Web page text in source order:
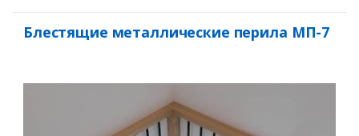
Блестящие металлические перила МП-7